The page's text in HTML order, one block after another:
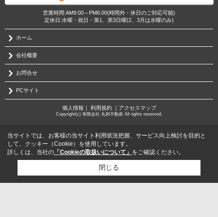
営業時間:AM9:00～PM6:00(時間外・休日のご対応可能)
定休日:水曜・祝日・第1、第3日曜(2、3月は水曜のみ)
ホーム
会社概要
お問合せ
PCサイト
個人情報 ｜ 利用規約｜ アクセスマップ
Copyright(c) 有限会社 丸和不動産 All rights reserved.
当サイトでは、お客様の当サイト利用状況把握、サービス向上検討を目的と
して、クッキー（Cookie）を使用しています。
詳しくは、当社の 「Cookieの取扱いについて」 をご確認ください。
閉じる